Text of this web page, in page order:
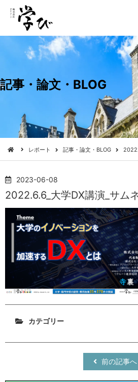
記事・論文・BLOG
レポート 記事・論文・BLOG
2023-06-08
2022.6.6_大学DX講演_サム
カテゴリー
前の記事へ